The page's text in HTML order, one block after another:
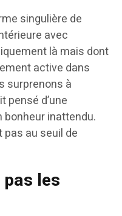
singulière de
avec
là mais dont
active dans
surprenons à
pensé d’une
bonheur inattendu.
pas au seuil de
pas les